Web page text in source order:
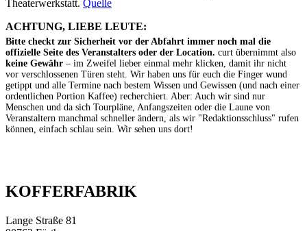
Theaterwerkstatt. Quelle
ACHTUNG, LIEBE LEUTE:
Bitte checkt zur Sicherheit vor der Abfahrt immer noch mal die
offizielle Seite des Veranstalters oder der Location. curt übernimmt also
keine Gewähr – im Zweifel lieber einmal mehr klicken, damit ihr nicht
vor verschlossenen Türen steht. Wir haben uns für euch die Finger wund
getippt und alle Termine nach bestem Wissen und Gewissen (und nach einer
ordentlichen Portion Kaffee) recherchiert. Aber: Auch wir sind nur
Menschen und da sich Tourpläne, Anfangszeiten oder die Laune von
Veranstaltern manchmal schneller ändern, als wir "Redaktionsschluss" rufen
können, einfach schlau sein. Wir sehen uns dort!
KOFFERFABRIK
Lange Straße 81